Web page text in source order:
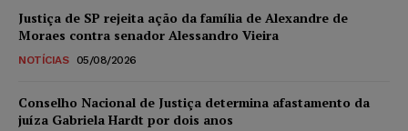
Justiça de SP rejeita ação da família de Alexandre de
Moraes contra senador Alessandro Vieira
NOTÍCIAS 05/08/2026
Conselho Nacional de Justiça determina afastamento da
juíza Gabriela Hardt por dois anos